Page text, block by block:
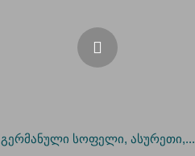
გერმანული სოფელი, ასურეთი,...